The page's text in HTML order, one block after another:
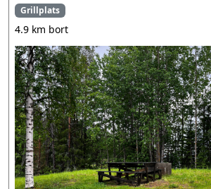
Grillplats
4.9 km bort